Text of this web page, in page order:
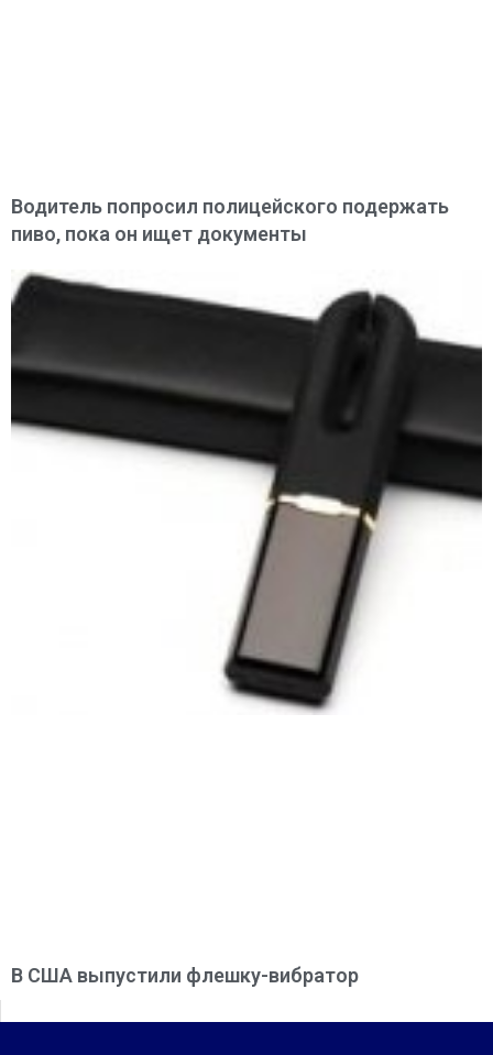
Водитель попросил полицейского подержать
пиво, пока он ищет документы
В США выпустили флешку-вибратор